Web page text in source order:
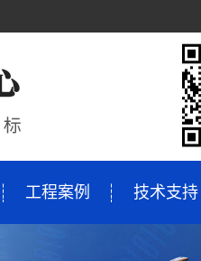
工程案例 技术支持